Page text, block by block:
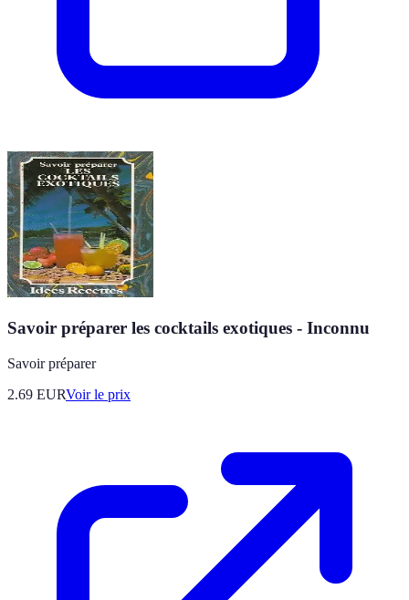
Savoir préparer les cocktails exotiques - Inconnu
Savoir préparer
2.69 EURVoir le prix